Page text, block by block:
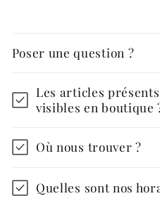
Poser une question ?
Les articles
visibles en boutique
Où nous trouver ?
Quelles sont nos